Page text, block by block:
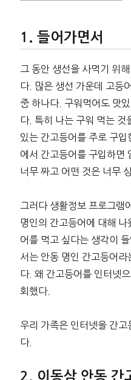
들어가면서
그 동안 생선을 사먹기 위
다. 많은 생선 가운데 고등
중 하나다. 구워먹어도 맛
다. 특히 나는 구워 먹는 것
있는 간고등어를 주로 구
에서 간고등어를 구입하면
너무 짜고 어떤 것은 너무
그러다 생활정보 프로그램
명인의 간고등어에 대해
어를 먹고 싶다는 생각이
서는 안동 명인 간고등어
다. 왜 간고등어를 인터넷
회했다.
우리 가족은 인터넷을 간
다.
이동삼 안동 간